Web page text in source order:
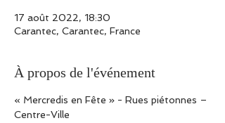
17 août 2022, 18:30
Carantec, Carantec, France
À propos de l'événement
« Mercredis en Fête » - Rues piétonnes –
Centre-Ville